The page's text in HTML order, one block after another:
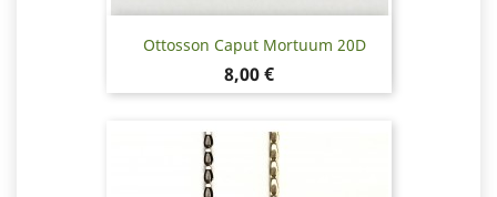
Ottosson Caput Mortuum 20D
Hinta
8,00 €